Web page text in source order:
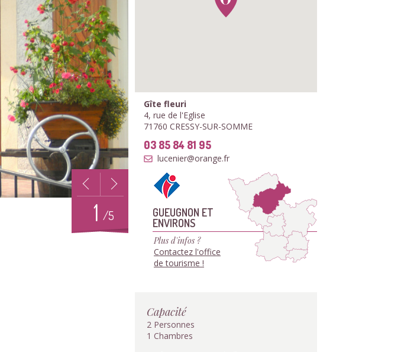
1 /5
Gîte fleuri
4, rue de l'Eglise
71760 CRESSY-SUR-SOMME
03 85 84 81 95
lucenier@orange.fr
GUEUGNON ET
ENVIRONS
Plus d'infos ?
Contactez l'office
de tourisme !
Capacité
2 Personnes
1 Chambres